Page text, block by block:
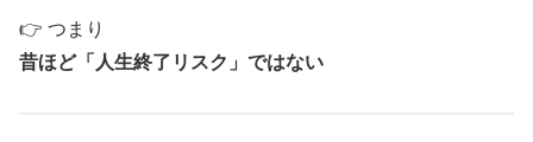
👉 つまり
昔ほど「人生終了リスク」ではない